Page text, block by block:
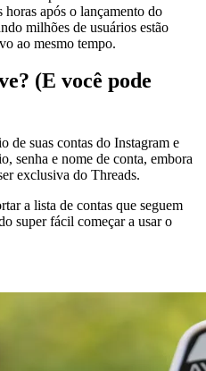
após o lançamento do
milhões de usuários estão
ao mesmo tempo.
(E você pode
de suas contas do Instagram e
senha e nome de conta, embora
exclusiva do Threads.
a lista de contas que seguem
super fácil começar a usar o